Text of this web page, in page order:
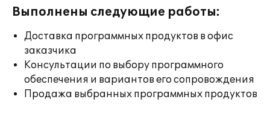
Выполнены следующие работы:
Доставка программных продуктов в офис
заказчика
Консультации по выбору программного
обеспечения и вариантов его сопровождения
Продажа выбранных программных продуктов